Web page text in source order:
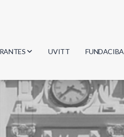
UVITT FUNDACIBA